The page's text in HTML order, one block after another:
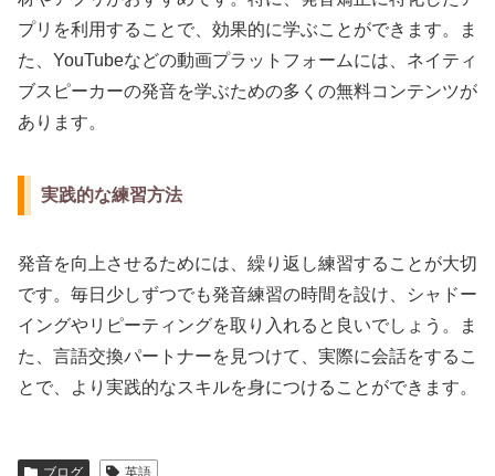
プリを利用することで、効果的に学ぶことができます。ま
た、YouTubeなどの動画プラットフォームには、ネイティ
ブスピーカーの発音を学ぶための多くの無料コンテンツが
あります。
実践的な練習方法
発音を向上させるためには、繰り返し練習することが大切
です。毎日少しずつでも発音練習の時間を設け、シャドー
イングやリピーティングを取り入れると良いでしょう。ま
た、言語交換パートナーを見つけて、実際に会話をするこ
とで、より実践的なスキルを身につけることができます。
ブログ 英語